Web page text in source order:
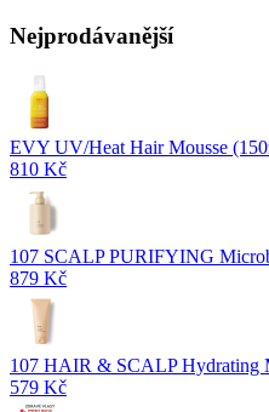
Nejprodávanější
EVY UV/Heat Hair Mousse
810 Kč
107 SCALP PURIFYING
879 Kč
107 HAIR & SCALP Hydrating
579 Kč